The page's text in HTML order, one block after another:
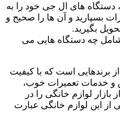
دستگاه های ال جی خود را به
بسپارید و آن ها را صحیح و
بگیرید.
چه دستگاه هایی می
برندهایی است که با کیفیت
و خدمات تعمیرات خوب،
لوازم خانگی را در
از این لوازم خانگی عبارت